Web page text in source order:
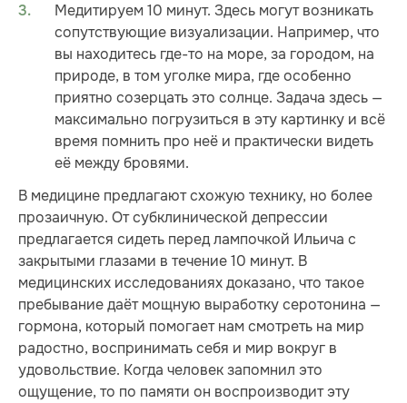
Медитируем 10 минут. Здесь могут возникать
сопутствующие визуализации. Например, что
вы находитесь где-то на море, за городом, на
природе, в том уголке мира, где особенно
приятно созерцать это солнце. Задача здесь —
максимально погрузиться в эту картинку и всё
время помнить про неё и практически видеть
её между бровями.
В медицине предлагают схожую технику, но более
прозаичную. От субклинической депрессии
предлагается сидеть перед лампочкой Ильича с
закрытыми глазами в течение 10 минут. В
медицинских исследованиях доказано, что такое
пребывание даёт мощную выработку серотонина —
гормона, который помогает нам смотреть на мир
радостно, воспринимать себя и мир вокруг в
удовольствие. Когда человек запомнил это
ощущение, то по памяти он воспроизводит эту